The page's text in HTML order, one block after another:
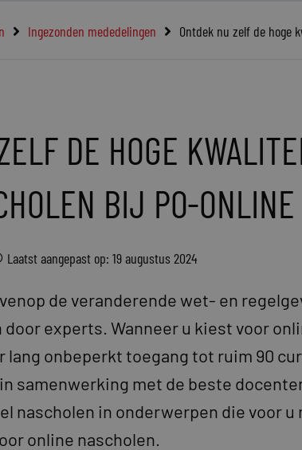
Ingezonden mededelingen Ontdek nu zelf de hoge
DE HOGE
BIJ PO-ONLINE
Laatst aangepast op: 19 augustus 2024
de veranderende wet- en
experts. Wanneer u kiest voor
lang onbeperkt toegang tot ruim 90
samenwerking met de beste
nascholen in onderwerpen die voor u
online nascholen.